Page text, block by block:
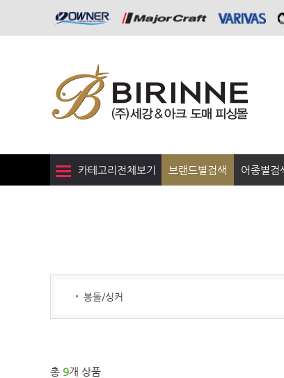
카테고리전체보기 브랜드별검색 어종별검
봉돌/싱커
총 9개 상품